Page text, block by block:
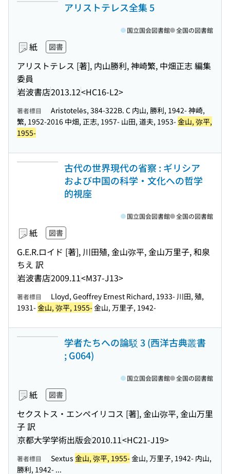
アリストテレス全集 5
紙 図書
アリストテレス [著], 内山勝利, 神崎繁, 中畑正志 編集
委員
岩波書店2013.12<HC16-L2>
国立国会図書館 全国の図書館
著者標目
Aristotelēs, 384-322B. C 内山, 勝利, 1942- 神崎,
繁, 1952-2016 中畑, 正志, 1957- 山田, 道夫, 1953-金山, 弥平,
1955-
古代の世界現代の省察 : ギリシア
および中国の科学・文化への哲学
的視座
紙 図書
G.E.R.ロイド [著], 川田殖, 金山弥平, 金山万里子, 和泉
ちえ 訳
岩波書店2009.11<M37-J13>
国立国会図書館 全国の図書館
著者標目
Lloyd, Geoffrey Ernest Richard, 1933- 川田, 殖,
1931-金山, 弥平, 1955-金山, 万里子, 1942-
学者たちへの論駁 3 (西洋古典叢書
; G064)
紙 図書
セクストス・エンペイリコス [著], 金山弥平, 金山万里
子 訳
京都大学学術出版会2010.11<HC21-J19>
国立国会図書館 全国の図書館
著者標目 Sextus 金山, 弥平, 1955-金山, 万里子, 1942- 内山,
勝利, 1942- ...